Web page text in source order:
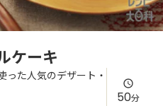
わせ
ケーキ
った人気のデザート・
50分